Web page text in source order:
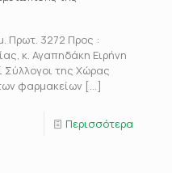
Πρωτ. 3272 Προς :
κ. Αγαπηδάκη Ειρήνη
Σύλλογοι της Χώρας
φαρμακείων […]
Περισσότερα